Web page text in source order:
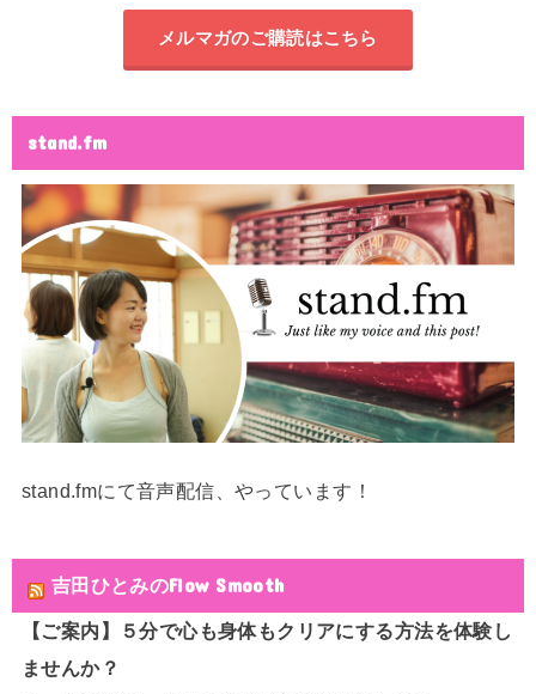
メルマガのご購読はこちら
stand.fm
stand.fmにて音声配信、やっています！
吉田ひとみのFlow Smooth
【ご案内】５分で心も身体もクリアにする方法を体験し
ませんか？